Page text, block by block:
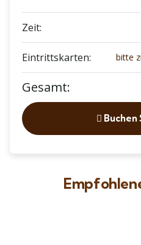
Zeit:
Eintrittskarten: bitte
Gesamt: